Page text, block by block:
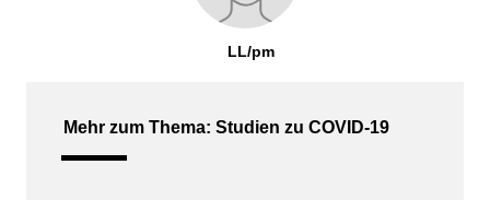
LL/pm
Mehr zum Thema: Studien zu COVID-19